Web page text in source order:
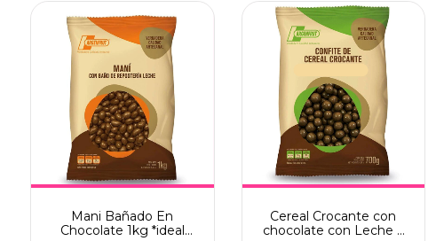
Mani Bañado En
Chocolate 1kg *ideal
Cereal Crocante con
chocolate con Leche x